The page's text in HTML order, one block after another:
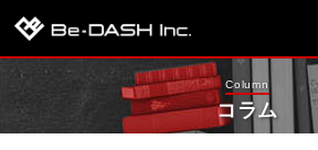
Column
コラム